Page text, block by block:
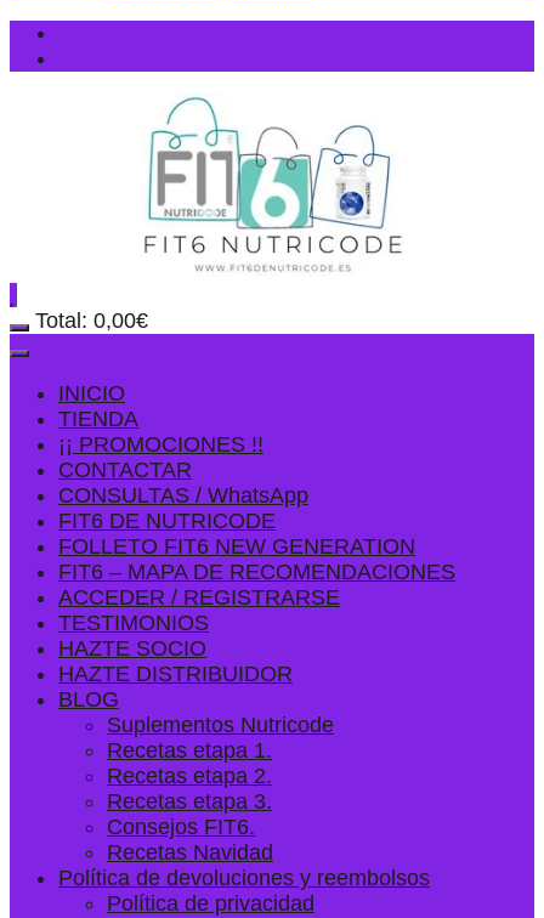
Total: 0,00€
INICIO
TIENDA
¡¡ PROMOCIONES !!
CONTACTAR
CONSULTAS / WhatsApp
FIT6 DE NUTRICODE
FOLLETO FIT6 NEW GENERATION
FIT6 – MAPA DE RECOMENDACIONES
ACCEDER / REGISTRARSE
TESTIMONIOS
HAZTE SOCIO
HAZTE DISTRIBUIDOR
BLOG
Suplementos Nutricode
Recetas etapa 1.
Recetas etapa 2.
Recetas etapa 3.
Consejos FIT6.
Recetas Navidad
Política de devoluciones y reembolsos
Política de privacidad